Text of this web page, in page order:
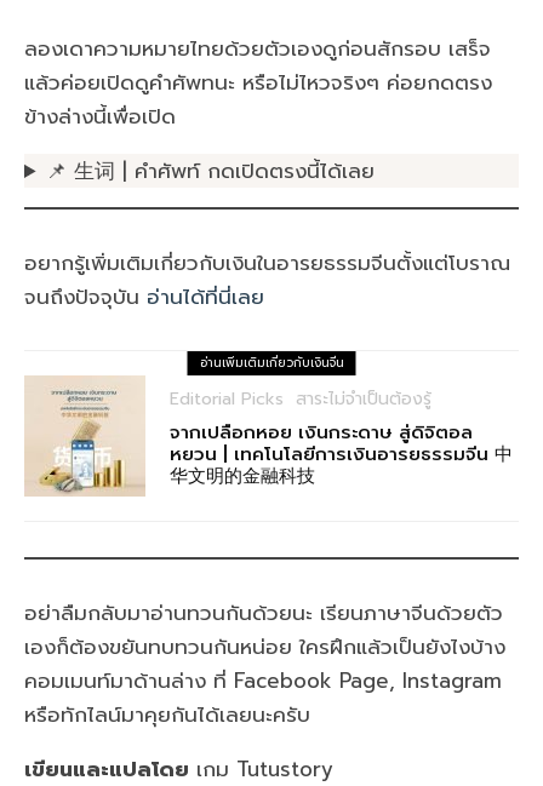
ลองเดาความหมายไทยด้วยตัวเองดูก่อนสักรอบ เสร็จ
แล้วค่อยเปิดดูคำศัพทนะ หรือไม่ไหวจริงๆ ค่อยกดตรง
ข้างล่างนี้เพื่อเปิด
📌 生词 | คำศัพท์ กดเปิดตรงนี้ได้เลย
อยากรู้เพิ่มเติมเกี่ยวกับเงินในอารยธรรมจีนตั้งแต่โบราณ
จนถึงปัจจุบัน อ่านได้ที่นี่เลย
อ่านเพิ่มเติมเกี่ยวกับเงินจีน
Editorial Picks สาระไม่จำเป็นต้องรู้
จากเปลือกหอย เงินกระดาษ สู่ดิจิตอล
หยวน | เทคโนโลยีการเงินอารยธรรมจีน 中
华文明的金融科技
อย่าลืมกลับมาอ่านทวนกันด้วยนะ เรียนภาษาจีนด้วยตัว
เองก็ต้องขยันทบทวนกันหน่อย ใครฝึกแล้วเป็นยังไงบ้าง
คอมเมนท์มาด้านล่าง ที่ Facebook Page, Instagram
หรือทักไลน์มาคุยกันได้เลยนะครับ
เขียนและแปลโดย เกม Tutustory